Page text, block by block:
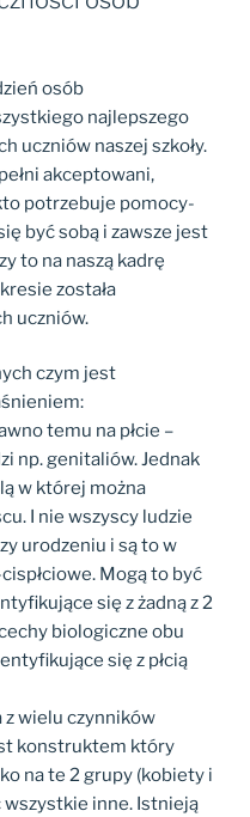
osób
najlepszego
uczniów naszej szkoły.
akceptowani,
potrzebuje pomocy-
być sobą i zawsze jest
to na naszą kadrę
została
uczniów.
czym jest
temu na płcie –
np. genitaliów. Jednak
w której można
I nie wszyscy ludzie
urodzeniu i są to w
Mogą to być
się z żadną z 2
biologiczne obu
się z płcią
z wielu czynników
konstruktem który
na te 2 grupy (kobiety i
wszystkie inne. Istnieją